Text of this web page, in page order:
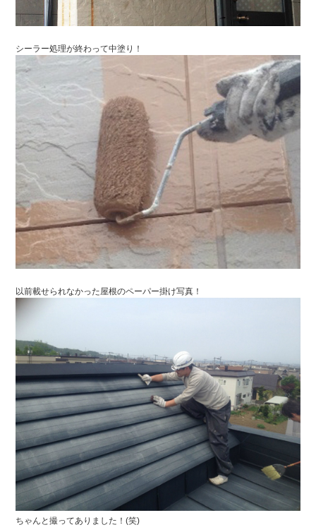
シーラー処理が終わって中塗り！
以前載せられなかった屋根のペーパー掛け写真！
ちゃんと撮ってありました！(笑)